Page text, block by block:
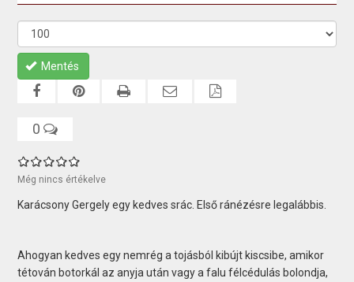
Mentés
0
Még nincs értékelve
Karácsony Gergely egy kedves srác. Első ránézésre legalábbis.
Ahogyan kedves egy nemrég a tojásból kibújt kiscsibe, amikor
tétován botorkál az anyja után vagy a falu félcédulás bolondja,